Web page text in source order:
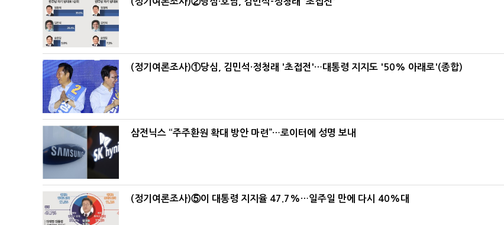
(정기여론조사)①당심, 김민석·정청래 '초접전'…대통령 지지도 '50% 아래로'(종합)
삼전닉스 “주주환원 확대 방안 마련”…로이터에 성명 보내
(정기여론조사)⑤이 대통령 지지율 47.7%…일주일 만에 다시 40%대